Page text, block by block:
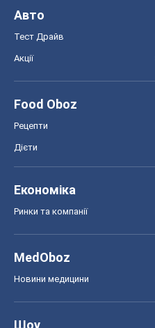
Авто
Тест Драйв
Акції
Food Oboz
Рецепти
Дієти
Економіка
Ринки та компанії
MedOboz
Новини медицини
Шоу